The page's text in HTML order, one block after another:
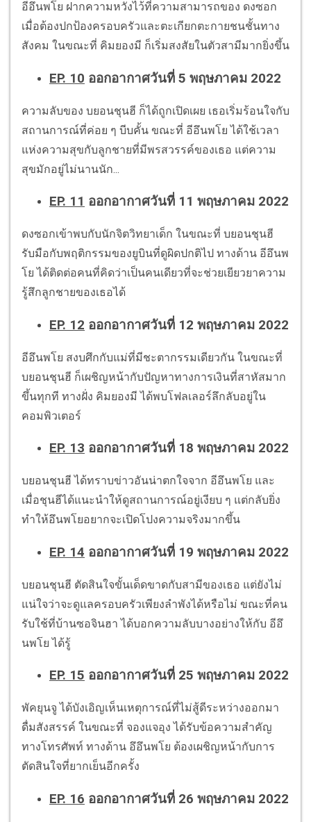
อีอึนพโย ฝากความหวังไว้ที่ความสามารถของ ดงซอก
เมื่อต้องปกป้องครอบครัวและตะเกียกตะกายชนชั้นทาง
สังคม ในขณะที่ คิมยองมี ก็เริ่มสงสัยในตัวสามีมากยิ่งขึ้น
EP. 10 ออกอากาศวันที่ 5 พฤษภาคม 2022
ความลับของ บยอนชุนฮี ก็ได้ถูกเปิดเผย เธอเริ่มร้อนใจกับ
สถานการณ์ที่ค่อย ๆ บีบคั้น ขณะที่ อีอึนพโย ได้ใช้เวลา
แห่งความสุขกับลูกชายที่มีพรสวรรค์ของเธอ แต่ความ
สุขมักอยู่ไม่นานนัก...
EP. 11 ออกอากาศวันที่ 11 พฤษภาคม 2022
ดงซอกเข้าพบกับนักจิตวิทยาเด็ก ในขณะที่ บยอนชุนฮี
รับมือกับพฤติกรรมของยูบินที่ดูผิดปกติไป ทางด้าน อีอึนพ
โย ได้ติดต่อคนที่คิดว่าเป็นคนเดียวที่จะช่วยเยียวยาความ
รู้สึกลูกชายของเธอได้
EP. 12 ออกอากาศวันที่ 12 พฤษภาคม 2022
อีอึนพโย สงบศึกกับแม่ที่มีชะตากรรมเดียวกัน ในขณะที่
บยอนชุนฮี ก็เผชิญหน้ากับปัญหาทางการเงินที่สาหัสมาก
ขึ้นทุกที ทางฝั่ง คิมยองมี ได้พบโฟลเลอร์ลึกลับอยู่ใน
คอมพิวเตอร์
EP. 13 ออกอากาศวันที่ 18 พฤษภาคม 2022
บยอนชุนฮี ได้ทราบข่าวอันน่าตกใจจาก อีอึนพโย และ
เมื่อชุนฮีได้แนะนำให้ดูสถานการณ์อยู่เงียบ ๆ แต่กลับยิ่ง
ทำให้อึนพโยอยากจะเปิดโปงความจริงมากขึ้น
EP. 14 ออกอากาศวันที่ 19 พฤษภาคม 2022
บยอนชุนฮี ตัดสินใจขั้นเด็ดขาดกับสามีของเธอ แต่ยังไม่
แน่ใจว่าจะดูแลครอบครัวเพียงลำพังได้หรือไม่ ขณะที่คน
รับใช้ที่บ้านซอจินฮา ได้บอกความลับบางอย่างให้กับ อีอึ
นพโย ได้รู้
EP. 15 ออกอากาศวันที่ 25 พฤษภาคม 2022
พัคยุนจู ได้บังเอิญเห็นเหตุการณ์ที่ไม่สู้ดีระหว่างออกมา
ดื่มสังสรรค์ ในขณะที่ จองแจอุง ได้รับข้อความสำคัญ
ทางโทรศัพท์ ทางด้าน อึอึนพโย ต้องเผชิญหน้ากับการ
ตัดสินใจที่ยากเย็นอีกครั้ง
EP. 16 ออกอากาศวันที่ 26 พฤษภาคม 2022